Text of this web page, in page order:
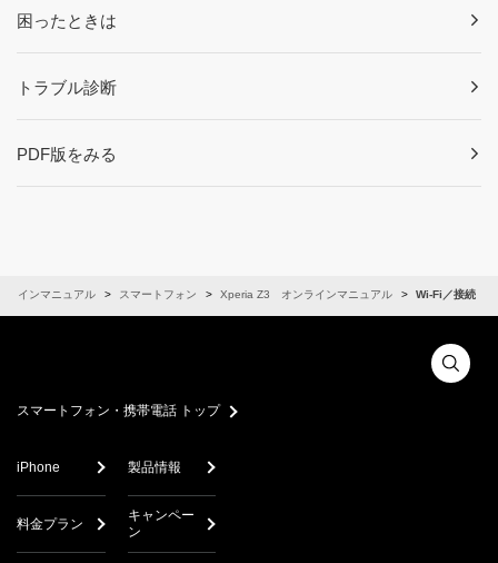
困ったときは
トラブル診断
PDF版をみる
ラインマニュアル スマートフォン Xperia Z3 オンラインマニュアル Wi-Fi／接続
スマートフォン・携帯電話 トップ
iPhone 製品情報
料金プラン
キャンペー
ン